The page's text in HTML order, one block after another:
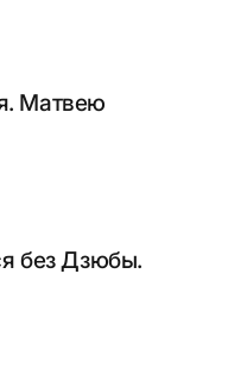
Матвею
без Дзюбы.